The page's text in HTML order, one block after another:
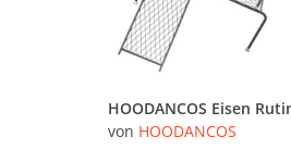
von HOODANCOS